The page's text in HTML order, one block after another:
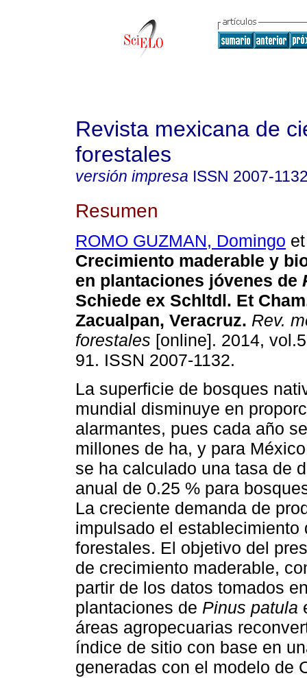
Revista mexicana de
forestales
versión impresa ISSN 2007-
Resumen
ROMO GUZMAN, Domingo
Crecimiento maderable y
en plantaciones jóvenes de
Schiede ex Schltdl. Et
Zacualpan, Veracruz. Rev.
forestales [online]. 2014,
91. ISSN 2007-1132.
La superficie de bosques
mundial disminuye en
alarmantes, pues cada año
millones de ha, y para
se ha calculado una tasa de
anual de 0.25 % para
La creciente demanda de
impulsado el
forestales. El objetivo del
de crecimiento maderable,
partir de los datos tomados
plantaciones de Pinus patula
áreas agropecuarias
índice de sitio con base en
generadas con el modelo de